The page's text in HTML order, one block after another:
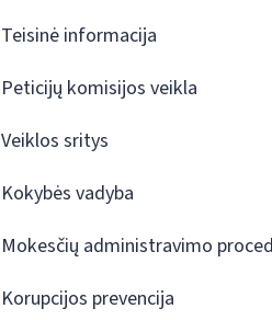
Teisinė informacija
Peticijų komisijos veikla
Veiklos sritys
Kokybės vadyba
Mokesčių administravimo
Korupcijos prevencija